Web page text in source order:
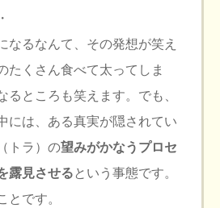
なるなんて、その発想が笑え
たくさん食べて太ってしま
るところも笑えます。でも、
には、ある真実が隠されてい
トラ）の望みがかなうプロセ
露見させる という事態です。
とです。